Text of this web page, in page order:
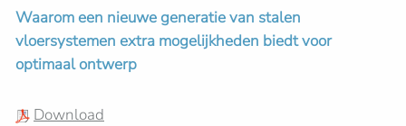
Waarom een nieuwe generatie van stalen
vloersystemen extra mogelijkheden biedt voor
optimaal ontwerp
Download